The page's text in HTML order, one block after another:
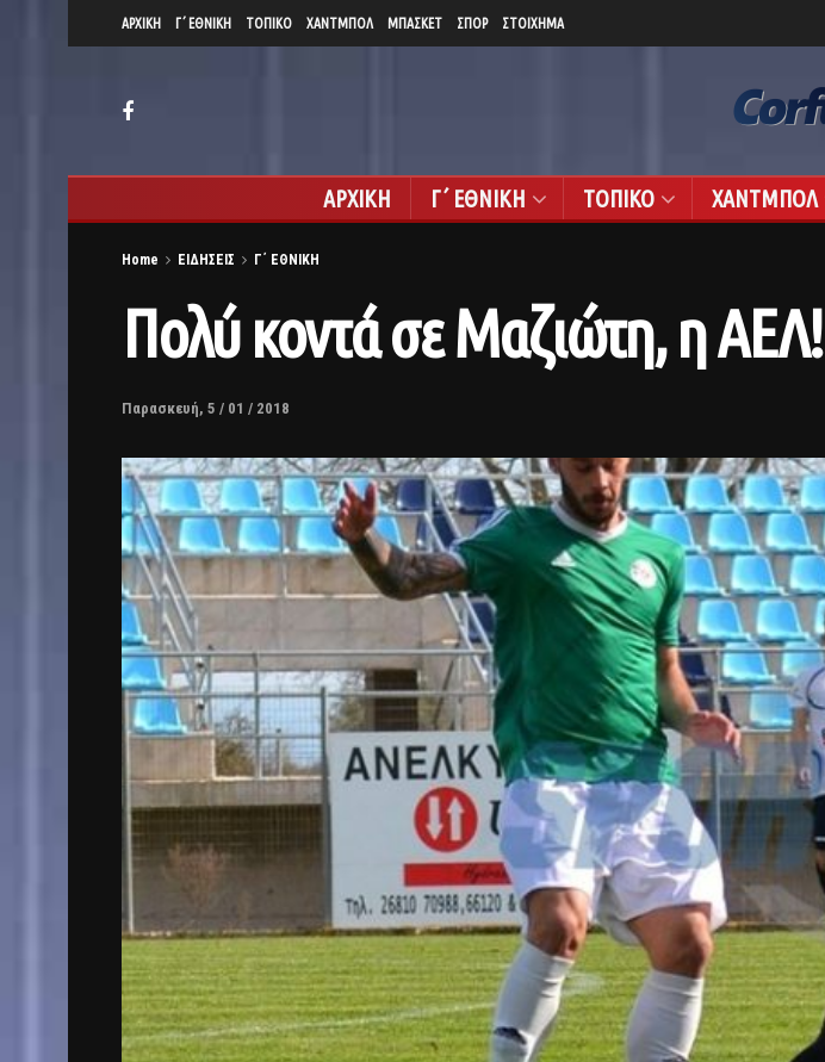
ΑΡΧΙΚΗ Γ΄ ΕΘΝΙΚΗ ΤΟΠΙΚΟ ΧΑΝΤΜΠΟΛ ΜΠΑΣΚΕΤ ΣΠΟΡ ΣΤΟΙΧΗΜΑ
ΑΡΧΙΚΗ Γ΄ ΕΘΝΙΚΗ ΤΟΠΙΚΟ ΧΑΝΤΜΠΟΛ
Home ΕΙΔΗΣΕΙΣ Γ΄ ΕΘΝΙΚΗ
Πολύ κοντά σε Μαζιώτη, η ΑΕΛ!
Παρασκευή, 5 / 01 / 2018